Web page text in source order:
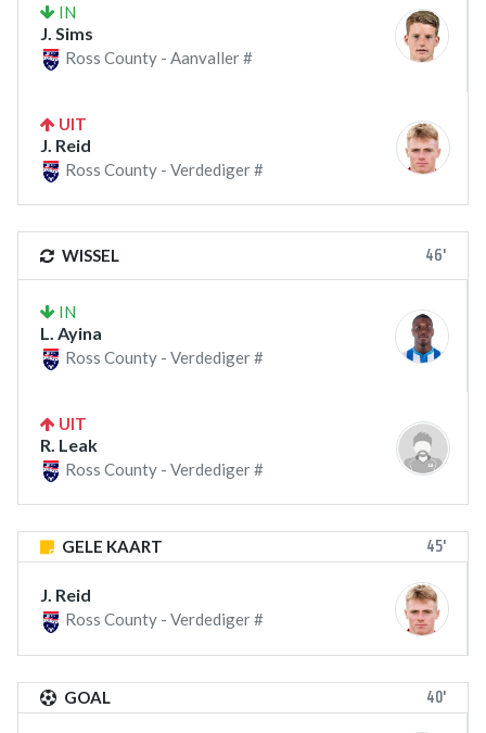
IN
J. Sims
Ross County - Aanvaller #
UIT
J. Reid
Ross County - Verdediger #
WISSEL 46'
IN
L. Ayina
Ross County - Verdediger #
UIT
R. Leak
Ross County - Verdediger #
GELE KAART 45'
J. Reid
Ross County - Verdediger #
GOAL 40'